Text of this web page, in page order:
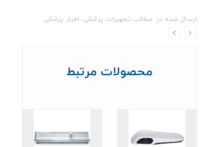
ارسال شده در: مطالب تجهیزات پزشکی, اخبار پزشکی
محصولات مرتبط